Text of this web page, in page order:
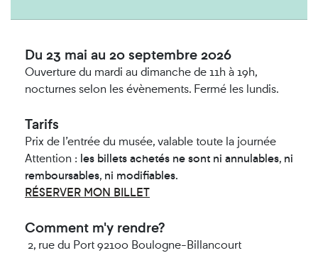
Du 23 mai au 20 septembre 2026
Ouverture du mardi au dimanche de 11h à 19h,
nocturnes selon les évènements. Fermé les lundis.
Tarifs
Prix de l’entrée du musée, valable toute la journée
Attention : les billets achetés ne sont ni annulables, ni
remboursables, ni modifiables.
RÉSERVER MON BILLET
Comment m'y rendre?
2, rue du Port 92100 Boulogne-Billancourt